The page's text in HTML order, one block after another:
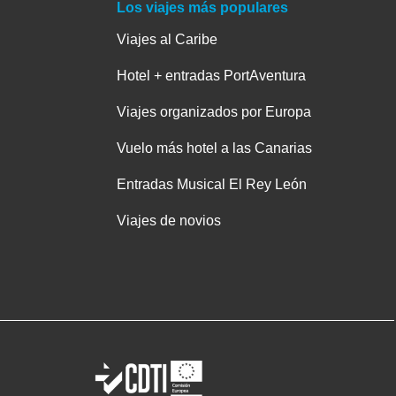
Los viajes más populares
Viajes al Caribe
Hotel + entradas PortAventura
Viajes organizados por Europa
Vuelo más hotel a las Canarias
Entradas Musical El Rey León
Viajes de novios